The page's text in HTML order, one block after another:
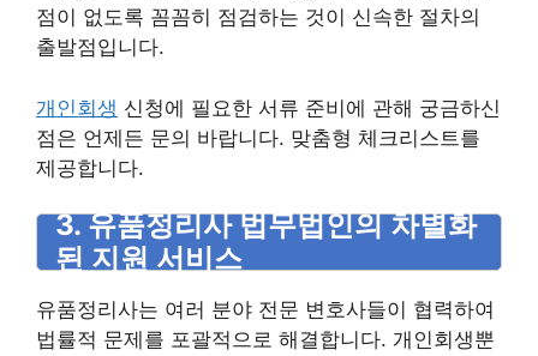
점이 없도록 꼼꼼히 점검하는 것이 신속한 절차의
출발점입니다.
개인회생 신청에 필요한 서류 준비에 관해 궁금하신
점은 언제든 문의 바랍니다. 맞춤형 체크리스트를
제공합니다.
3. 유품정리사 법무법인의 차별화
된 지원 서비스
유품정리사는 여러 분야 전문 변호사들이 협력하여
법률적 문제를 포괄적으로 해결합니다. 개인회생뿐